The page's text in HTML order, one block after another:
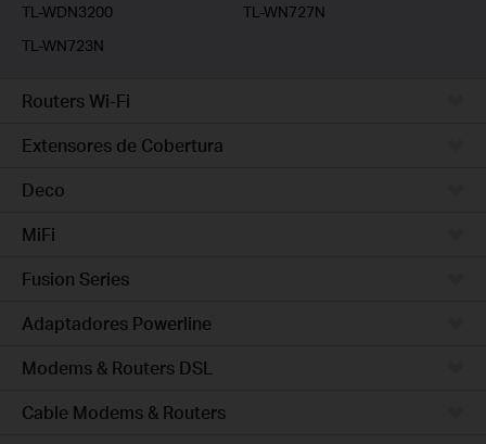
TL-WDN3200
TL-WN727N
TL-WN723N
Routers Wi-Fi
Extensores de Cobertura
Deco
MiFi
Fusion Series
Adaptadores Powerline
Modems & Routers DSL
Cable Modems & Routers